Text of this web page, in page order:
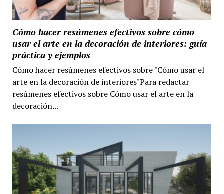
Cómo hacer resúmenes efectivos sobre cómo
usar el arte en la decoración de interiores: guía
práctica y ejemplos
Cómo hacer resúmenes efectivos sobre "Cómo usar el
arte en la decoración de interiores"Para redactar
resúmenes efectivos sobre Cómo usar el arte en la
decoración...